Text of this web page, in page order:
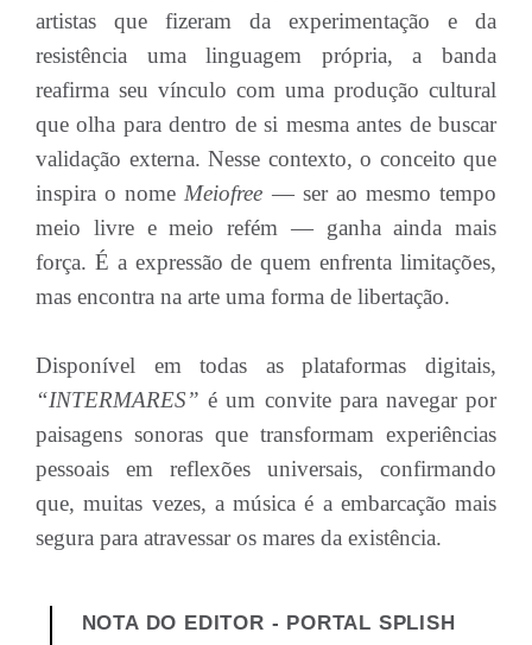
artistas que fizeram da experimentação e da
resistência uma linguagem própria, a banda
reafirma seu vínculo com uma produção cultural
que olha para dentro de si mesma antes de buscar
validação externa. Nesse contexto, o conceito que
inspira o nome Meiofree — ser ao mesmo tempo
meio livre e meio refém — ganha ainda mais
força. É a expressão de quem enfrenta limitações,
mas encontra na arte uma forma de libertação.
Disponível em todas as plataformas digitais,
“INTERMARES”é um convite para navegar por
paisagens sonoras que transformam experiências
pessoais em reflexões universais, confirmando
que, muitas vezes, a música é a embarcação mais
segura para atravessar os mares da existência.
NOTA DO EDITOR - PORTAL SPLISH